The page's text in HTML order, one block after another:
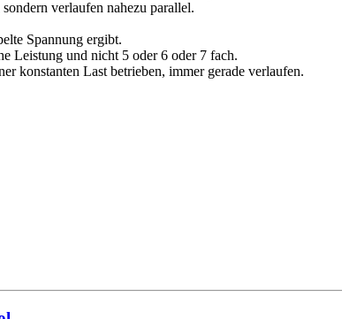
verlaufen nahezu parallel.
Spannung ergibt.
Leistung und nicht 5 oder 6 oder 7 fach.
konstanten Last betrieben, immer gerade verlaufen.